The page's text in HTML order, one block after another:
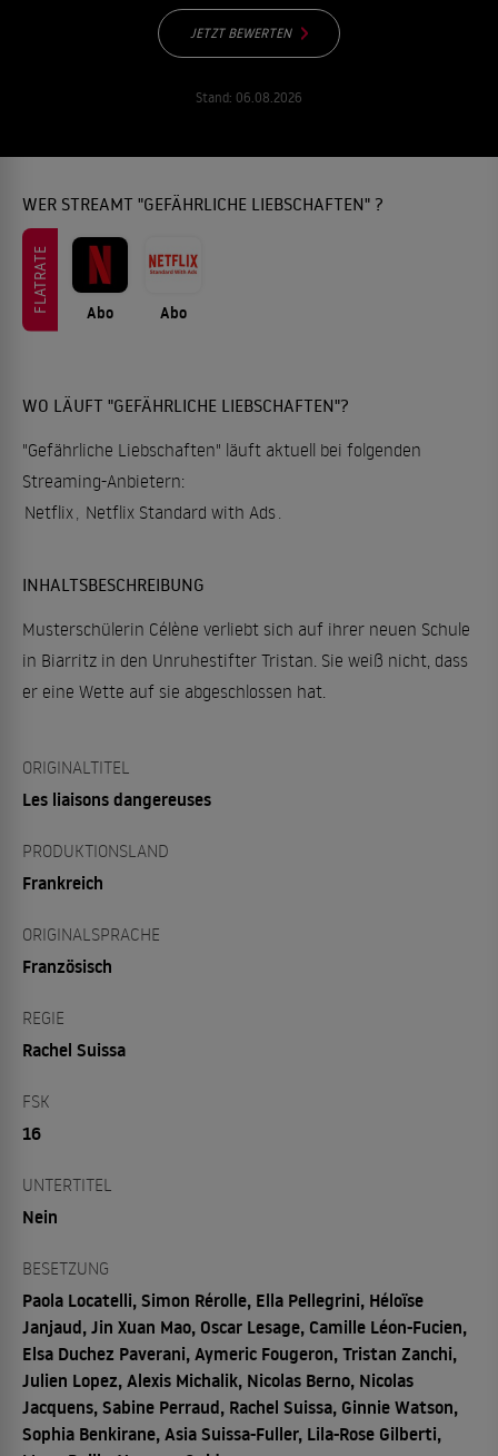
JETZT BEWERTEN
Stand: 06.08.2026
WER STREAMT "GEFÄHRLICHE LIEBSCHAFTEN" ?
FLATRATE Abo Abo
WO LÄUFT "GEFÄHRLICHE LIEBSCHAFTEN"?
"Gefährliche Liebschaften" läuft aktuell bei folgenden
Streaming-Anbietern:
Netflix Netflix Standard with Ads
INHALTSBESCHREIBUNG
Musterschülerin Célène verliebt sich auf ihrer neuen Schule
in Biarritz in den Unruhestifter Tristan. Sie weiß nicht, dass
er eine Wette auf sie abgeschlossen hat.
ORIGINALTITEL
Les liaisons dangereuses
PRODUKTIONSLAND
Frankreich
ORIGINALSPRACHE
Französisch
REGIE
Rachel Suissa
FSK
16
UNTERTITEL
Nein
BESETZUNG
Paola Locatelli, Simon Rérolle, Ella Pellegrini, Héloïse
Janjaud, Jin Xuan Mao, Oscar Lesage, Camille Léon-Fucien,
Elsa Duchez Paverani, Aymeric Fougeron, Tristan Zanchi,
Julien Lopez, Alexis Michalik, Nicolas Berno, Nicolas
Jacquens, Sabine Perraud, Rachel Suissa, Ginnie Watson,
Sophia Benkirane, Asia Suissa-Fuller, Lila-Rose Gilberti,